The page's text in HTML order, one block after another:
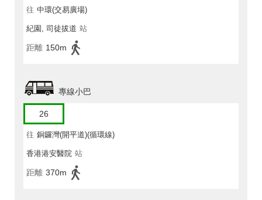
往 中環(交易廣場)
紀園, 司徒拔道 站
距離 150m
專線小巴
26
往 銅鑼灣(開平道)(循環線)
香港港安醫院 站
距離 370m